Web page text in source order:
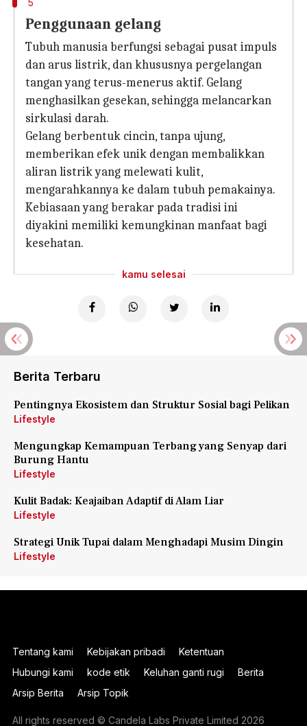
5
Penggunaan gelang
Tubuh manusia berfungsi sebagai pusat impuls
dan arus listrik, dan khususnya pergelangan
tangan yang terus-menerus aktif. Gelang
menghasilkan gesekan, sehingga melancarkan
sirkulasi darah.
Gelang berbentuk cincin, tanpa ujung,
memberikan efek unik dengan membalikkan
aliran listrik yang melewati kulit,
mengarahkannya ke dalam tubuh pemakainya.
Kebiasaan yang berakar pada tradisi ini
diyakini memiliki kemungkinan manfaat bagi
kesehatan.
kamu selesai
Berita Terbaru
Pentingnya Ekosistem dan Struktur Sosial bagi Pelikan
Lifestyle
Mengungkap Kemampuan Terbang yang Senyap dari
Burung Hantu
Lifestyle
Kulit Badak: Keajaiban Adaptif di Alam Liar
Lifestyle
Strategi Unik Tupai dalam Menghadapi Musim Dingin
Lifestyle
Tentang kami Kebijakan pribadi
Ketentuan
Hubungi kami
kode etik Keluhan ganti rugi
Berita
Arsip Berita
Arsip Topik
All rights reserved © Candela Labs Private Limited 2026